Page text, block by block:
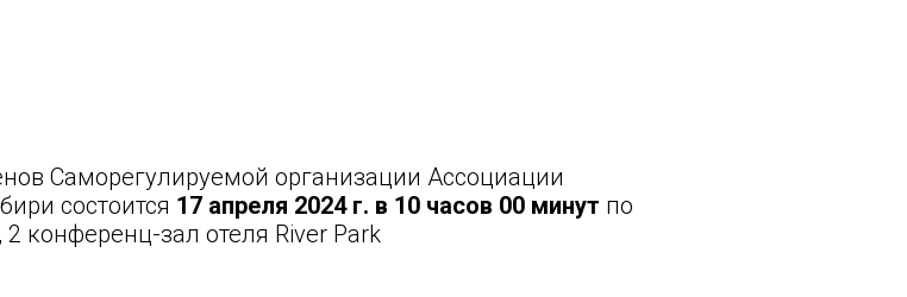
Саморегулируемой организации Ассоциации
состоится 17 апреля 2024 г. в 10 часов 00 минут по
конференц-зал отеля River Park